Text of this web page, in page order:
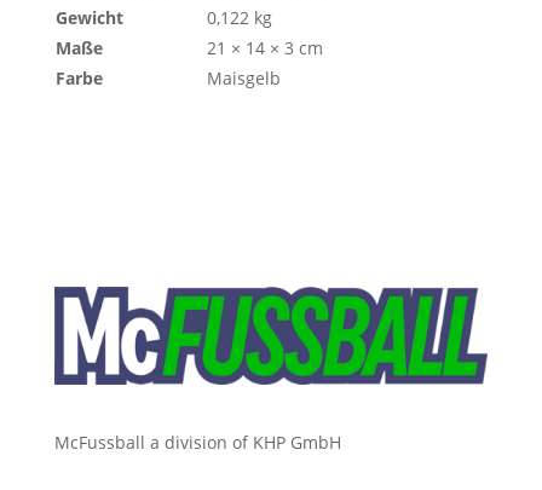
Gewicht
0,122 kg
Maße
21 × 14 × 3 cm
Farbe
Maisgelb
McFussball a division of KHP GmbH